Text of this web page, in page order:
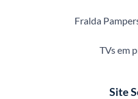
Fralda
TVs em
Site